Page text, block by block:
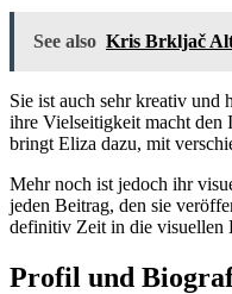
See also Kris Brkljač
Sie ist auch sehr kreativ und
ihre Vielseitigkeit macht den
bringt Eliza dazu, mit
Mehr noch ist jedoch ihr
jeden Beitrag, den sie
definitiv Zeit in die visuellen
Profil und